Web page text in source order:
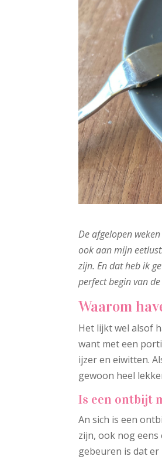
De afgelopen
ook aan mijn
zijn. En dat heb ik
perfect begin van
Waarom
Het lijkt wel alsof
want met een
ijzer en eiwitten.
gewoon heel
Is een ontbijt
An sich is een
zijn, ook nog eens
gebeuren is dat